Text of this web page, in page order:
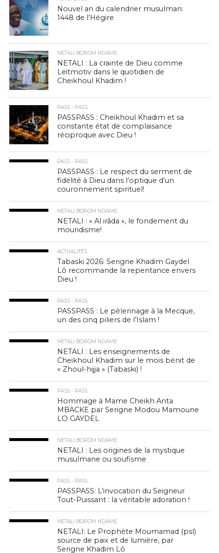
Nouvel an du calendrier musulman:
1448 de l’Hégire
NETALI BOROM NDAME
NETALI : La crainte de Dieu comme
Leitmotiv dans le quotidien de
Cheikhoul Khadim !
PASS - PASS
PASSPASS : Cheikhoul Khadim et sa
constante état de complaisance
réciproque avec Dieu !
PASS - PASS
PASSPASS : Le respect du serment de
fidélité à Dieu dans l’optique d’un
couronnement spirituel!
NETALI BOROM NDAME
NETALI : « Al irâda », le fondement du
mouridisme!
ACTUALITÉS
Tabaski 2026: Serigne Khadim Gaydel
Lô recommande la repentance envers
Dieu !
PASS - PASS
PASSPASS : Le pèlerinage à la Mecque,
un des cinq piliers de l’Islam !
NETALI BOROM NDAME
NETALI : Les enseignements de
Cheikhoul Khadim sur le mois bénit de
« Zhoul-hijja » (Tabaski) !
PASS - PASS
Hommage à Mame Cheikh Anta
MBACKE par Serigne Modou Mamoune
LO GAYDEL
NETALI BOROM NDAME
NETALI : Les origines de la mystique
musulmane ou soufisme
PASS - PASS
PASSPASS: L’invocation du Seigneur
Tout-Puissant : la véritable adoration !
NETALI BOROM NDAME
NETALI: Le Prophète Moumamad (psl)
source de paix et de lumière, par
Serigne Khadim Lô